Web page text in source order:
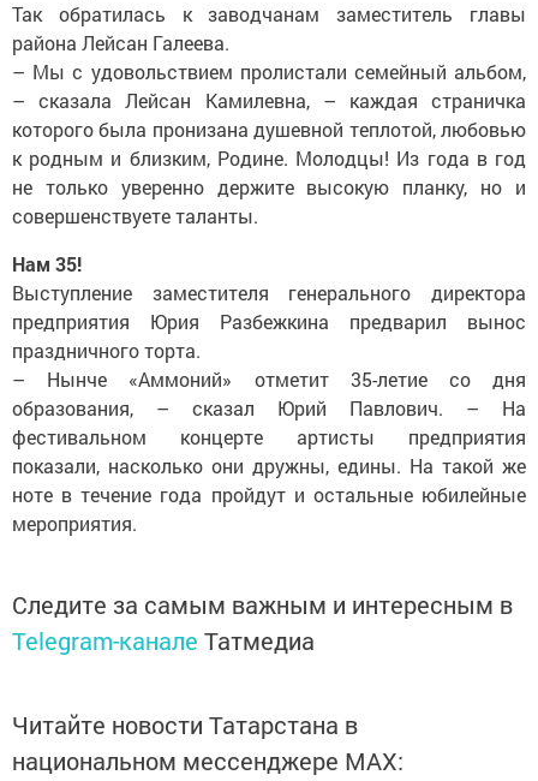
Так обратилась к заводчанам заместитель главы
района Лейсан Галеева.
– Мы с удовольствием пролистали семейный альбом,
– сказала Лейсан Камилевна, – каждая страничка
которого была пронизана душевной теплотой, любовью
к родным и близким, Родине. Молодцы! Из года в год
не только уверенно держите высокую планку, но и
совершенствуете таланты.
Нам 35!
Выступление заместителя генерального директора
предприятия Юрия Разбежкина предварил вынос
праздничного торта.
– Нынче «Аммоний» отметит 35-летие со дня
образования, – сказал Юрий Павлович. – На
фестивальном концерте артисты предприятия
показали, насколько они дружны, едины. На такой же
ноте в течение года пройдут и остальные юбилейные
мероприятия.
Следите за самым важным и интересным в
Telegram-канале Татмедиа
Читайте новости Татарстана в
национальном мессенджере MАХ: